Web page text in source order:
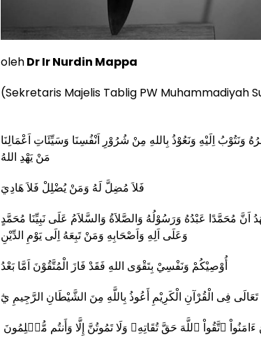
olehDr Ir Nurdin Mappa
(Sekretaris Majelis Tablig PW Muhammadiyah
وَنَتُوْبُ اِلَيْهِ وَنَعُوْذُ بِاللهِ مِنْ شُرُوْرِ اَنْفُسِنَا وَسَيِّئَاتِ اَعْمَالِنَا
مَنْ يَهْدِ اللهُ
اَنَّ مُحَمَّدًا عَبْدُهُ وَرَسُوْلُهُ وَالصَّلاَةُ وَالسَّلاَمُ عَلَى نَبِيِّنَا مُحَمَّدٍ
وَعَلَى اَلِهِ وَاَصْحَابِهِ وَمَنْ تَبِعَهُ اِلَى يَوْمِ الدِّيْنِ
أُوْصِيْكُمْ وَنَفْسِيْ بِتَقْوَى اللهِ فَقَدْ فَازَ الْمُتَّقُوْنَ اَمَّا بَعْدُ